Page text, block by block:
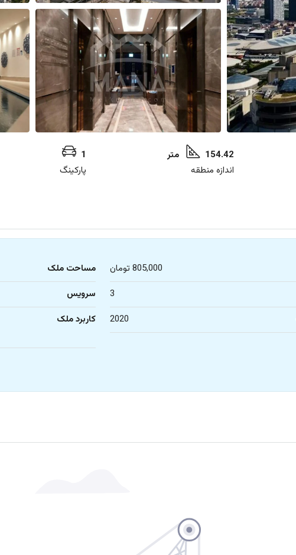
154.42 متر
اندازه منطقه
1
پارکینگ
805,000 تومان مساحت ملک
3 سرویس
2020 کاربرد ملک